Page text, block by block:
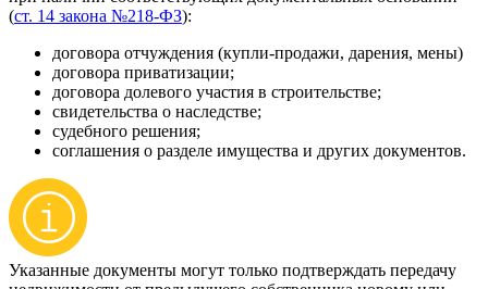
(ст. 14 закона №218-ФЗ):
договора отчуждения (купли-продажи, дарения, мены)
договора приватизации;
договора долевого участия в строительстве;
свидетельства о наследстве;
судебного решения;
соглашения о разделе имущества и других документов.
Указанные документы могут только подтверждать передачу